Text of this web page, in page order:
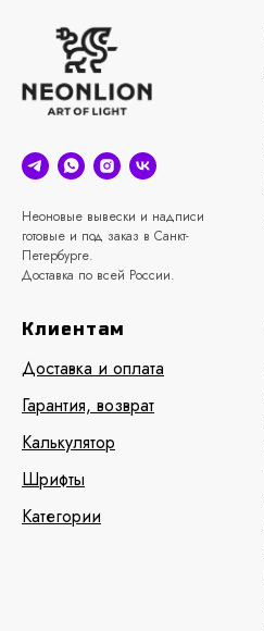
Неоновые вывески и надписи
готовые и под заказ в Санкт-
Петербурге.
Доставка по всей России.
Клиентам
Доставка и оплата
Гарантия, возврат
Калькулятор
Шрифты
Категории